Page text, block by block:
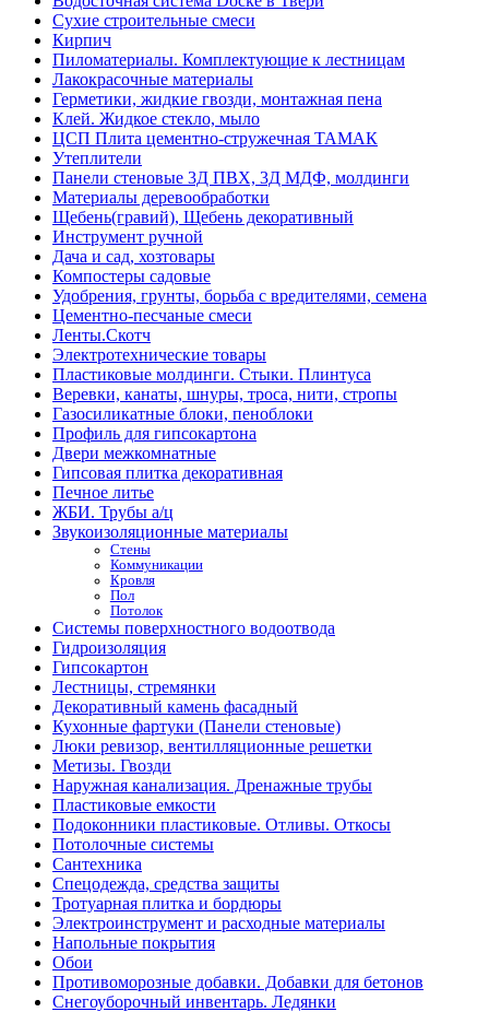
Сухие строительные смеси
Кирпич
Пиломатериалы. Комплектующие к лестницам
Лакокрасочные материалы
Герметики, жидкие гвозди, монтажная пена
Клей. Жидкое стекло, мыло
ЦСП Плита цементно-стружечная ТАМАК
Утеплители
Панели стеновые 3Д ПВХ, 3Д МДФ, молдинги
Материалы деревообработки
Щебень(гравий), Щебень декоративный
Инструмент ручной
Дача и сад, хозтовары
Компостеры садовые
Удобрения, грунты, борьба с вредителями, семена
Цементно-песчаные смеси
Ленты.Скотч
Электротехнические товары
Пластиковые молдинги. Стыки. Плинтуса
Веревки, канаты, шнуры, троса, нити, стропы
Газосиликатные блоки, пеноблоки
Профиль для гипсокартона
Двери межкомнатные
Гипсовая плитка декоративная
Печное литье
ЖБИ. Трубы а/ц
Звукоизоляционные материалы
Стены
Коммуникации
Кровля
Пол
Потолок
Системы поверхностного водоотвода
Гидроизоляция
Гипсокартон
Лестницы, стремянки
Декоративный камень фасадный
Кухонные фартуки (Панели стеновые)
Люки ревизор, вентилляционные решетки
Метизы. Гвозди
Наружная канализация. Дренажные трубы
Пластиковые емкости
Подоконники пластиковые. Отливы. Откосы
Потолочные системы
Сантехника
Спецодежда, средства защиты
Тротуарная плитка и бордюры
Электроинструмент и расходные материалы
Напольные покрытия
Обои
Противоморозные добавки. Добавки для бетонов
Снегоуборочный инвентарь. Ледянки